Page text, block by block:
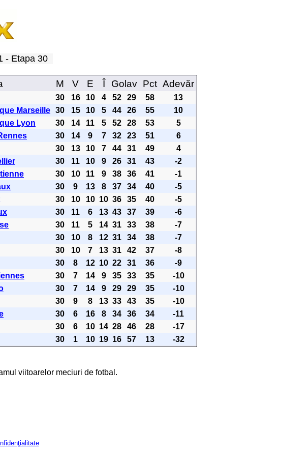
- Etapa 30
M V E Î Golav Pct Adevăr
30 16 10 4 52 29 58
13
Marseille 30 15 10 5 44 26 55
10
Lyon 30 14 11 5 52 28 53
5
30 14 9 7 32 23 51
6
30 13 10 7 44 31 49
4
30 11 10 9 26 31 43
-2
30 10 11 9 38 36 41
-1
30 9 13 8 37 34 40
-5
30 10 10 10 36 35 40
-5
30 11 6 13 43 37 39
-6
30 11 5 14 31 33 38
-7
30 10 8 12 31 34 38
-7
30 10 7 13 31 42 37
-8
30 8 12 10 22 31 36
-9
30 7 14 9 35 33 35
-10
30 7 14 9 29 29 35
-10
30 9 8 13 33 43 35
-10
30 6 16 8 34 36 34
-11
30 6 10 14 28 46 28
-17
30 1 10 19 16 57 13 -32
viitoarelor meciuri de fotbal.